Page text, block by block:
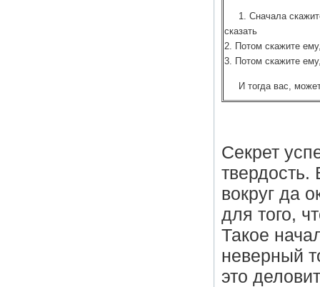
1. Сначала
сказать
2. Потом скажите
3. Потом скажите
И тогда вас,
Секрет
твердость.
вокруг да
для того,
Такое
неверный
это